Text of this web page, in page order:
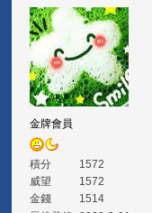
金牌會員
積分
1572
威望
1572
金錢
1514